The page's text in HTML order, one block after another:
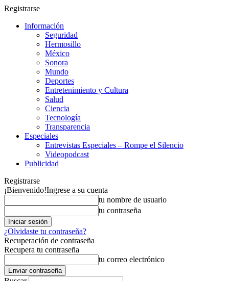
Registrarse
Información
Seguridad
Hermosillo
México
Sonora
Mundo
Deportes
Entretenimiento y Cultura
Salud
Ciencia
Tecnología
Transparencia
Especiales
Entrevistas Especiales – Rompe el Silencio
Videopodcast
Publicidad
Registrarse
¡Bienvenido!Ingrese a su cuenta
tu nombre de usuario
tu contraseña
¿Olvidaste tu contraseña?
Recuperación de contraseña
Recupera tu contraseña
tu correo electrónico